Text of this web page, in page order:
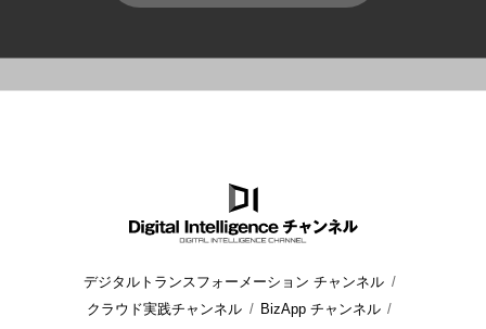
デジタルトランスフォーメーション チャンネル
クラウド実践チャンネル
BizApp チャンネル